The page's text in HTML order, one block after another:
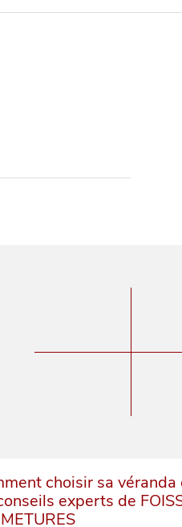
choisir sa véranda
experts de